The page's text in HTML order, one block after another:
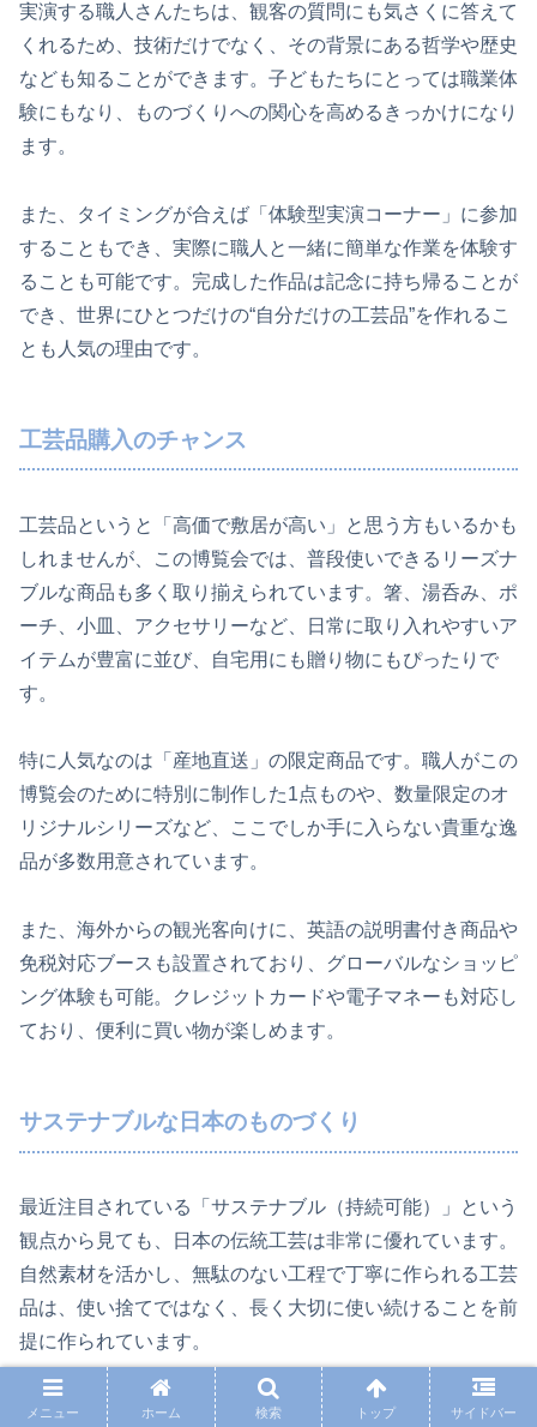
実演する職人さんたちは、観客の質問にも気さくに答えて
くれるため、技術だけでなく、その背景にある哲学や歴史
なども知ることができます。子どもたちにとっては職業体
験にもなり、ものづくりへの関心を高めるきっかけになり
ます。
また、タイミングが合えば「体験型実演コーナー」に参加
することもでき、実際に職人と一緒に簡単な作業を体験す
ることも可能です。完成した作品は記念に持ち帰ることが
でき、世界にひとつだけの“自分だけの工芸品”を作れるこ
とも人気の理由です。
工芸品購入のチャンス
工芸品というと「高価で敷居が高い」と思う方もいるかも
しれませんが、この博覧会では、普段使いできるリーズナ
ブルな商品も多く取り揃えられています。箸、湯呑み、ポ
ーチ、小皿、アクセサリーなど、日常に取り入れやすいア
イテムが豊富に並び、自宅用にも贈り物にもぴったりで
す。
特に人気なのは「産地直送」の限定商品です。職人がこの
博覧会のために特別に制作した1点ものや、数量限定のオ
リジナルシリーズなど、ここでしか手に入らない貴重な逸
品が多数用意されています。
また、海外からの観光客向けに、英語の説明書付き商品や
免税対応ブースも設置されており、グローバルなショッピ
ング体験も可能。クレジットカードや電子マネーも対応し
ており、便利に買い物が楽しめます。
サステナブルな日本のものづくり
最近注目されている「サステナブル（持続可能）」という
観点から見ても、日本の伝統工芸は非常に優れています。
自然素材を活かし、無駄のない工程で丁寧に作られる工芸
品は、使い捨てではなく、長く大切に使い続けることを前
提に作られています。
例えば、竹細工は自然素材でありながら非常に丈夫で、壊
メニュー ホーム 検索 トップ サイドバー